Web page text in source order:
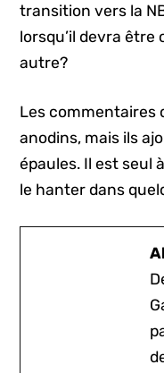
transition vers la
lorsqu’il devra être
autre?
Les commentaires
anodins, mais ils
épaules. Il est seul
le hanter dans